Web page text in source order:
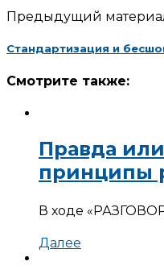
Предыдущий
Стандартизация и
Смотрите также:
Правда
принципы
В ходе
Далее